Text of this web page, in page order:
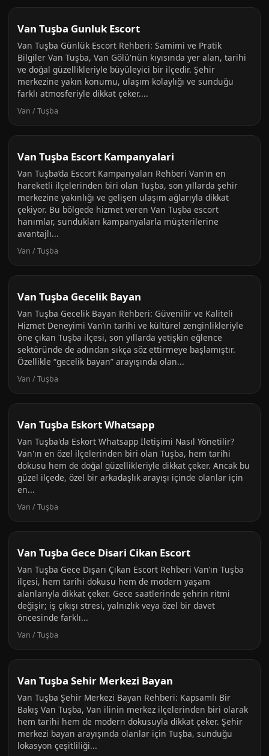
Van Tuşba Gunluk Escort
Van Tuşba Günlük Escort Rehberi: Samimi ve Pratik
Bilgiler Van Tuşba, Van Gölü'nün kıyısında yer alan, tarihi
ve doğal güzellikleriyle büyüleyici bir ilçedir. Şehir
merkezine yakın konumu, ulaşım kolaylığı ve sunduğu
farklı atmosferiyle dikkat çeker....
Van / Tuşba
Van Tuşba Escort Kampanyalari
Van Tuşba’da Escort Kampanyaları Rehberi Van’ın en
hareketli ilçelerinden biri olan Tuşba, son yıllarda şehir
merkezine yakınlığı ve gelişen ulaşım ağlarıyla dikkat
çekiyor. Bu bölgede hizmet veren Van Tuşba escort
hanımlar, sundukları kampanyalarla müşterilerine
avantajlı...
Van / Tuşba
Van Tuşba Gecelik Bayan
Van Tuşba Gecelik Bayan Rehberi: Güvenilir ve Kaliteli
Hizmet Deneyimi Van’ın tarihi ve kültürel zenginlikleriyle
öne çıkan Tuşba ilçesi, son yıllarda yetişkin eğlence
sektöründe de adından sıkça söz ettirmeye başlamıştır.
Özellikle “gecelik bayan” arayışında olan...
Van / Tuşba
Van Tuşba Eskort Whatsapp
Van Tuşba'da Eskort Whatsapp İletişimi Nasıl Yönetilir?
Van'ın en özel ilçelerinden biri olan Tuşba, hem tarihi
dokusu hem de doğal güzellikleriyle dikkat çeker. Ancak bu
güzel ilçede, özel bir arkadaşlık arayışı içinde olanlar için
en...
Van / Tuşba
Van Tuşba Gece Disari Cikan Escort
Van Tuşba Gece Dışarı Çıkan Escort Rehberi Van’ın Tuşba
ilçesi, hem tarihi dokusu hem de modern yaşam
alanlarıyla dikkat çeker. Gece saatlerinde şehrin ritmi
değişir; iş çıkışı stresi, yalnızlık veya özel bir davet
öncesinde farklı...
Van / Tuşba
Van Tuşba Sehir Merkezi Bayan
Van Tuşba Şehir Merkezi Bayan Rehberi: Kapsamlı Bir
Bakış Van Tuşba, Van ilinin merkez ilçelerinden biri olarak
hem tarihi hem de modern dokusuyla dikkat çeker. Şehir
merkezi bayan arayışında olanlar için Tuşba, sunduğu
lokasyon çeşitliliği...